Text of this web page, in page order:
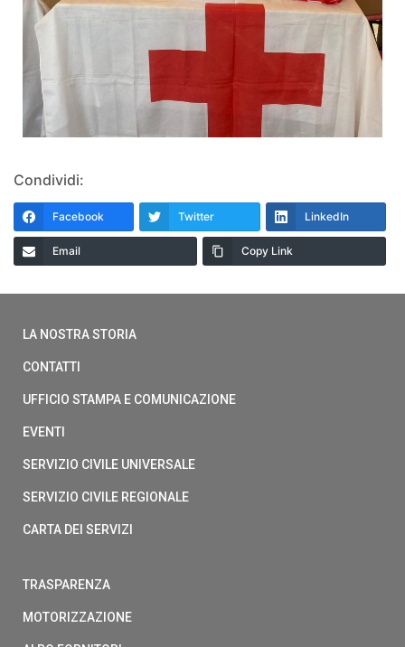
Condividi:
Facebook Twitter LinkedIn
Email Copy Link
LA NOSTRA STORIA
CONTATTI
UFFICIO STAMPA E COMUNICAZIONE
EVENTI
SERVIZIO CIVILE UNIVERSALE
SERVIZIO CIVILE REGIONALE
CARTA DEI SERVIZI
TRASPARENZA
MOTORIZZAZIONE